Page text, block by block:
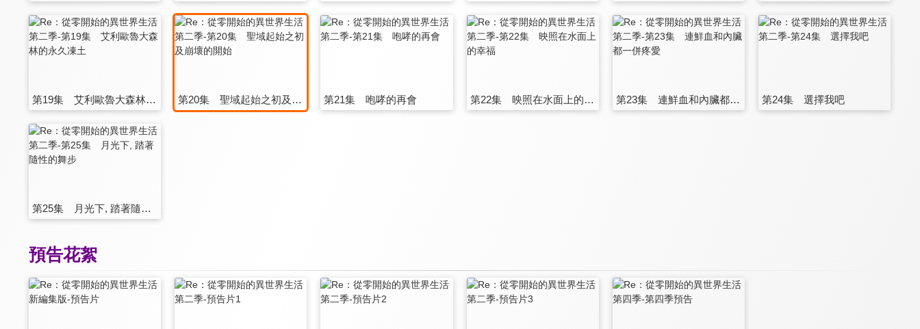
第19集 艾利歐魯大森林的永久凍土 第20集 聖域起始之初及崩壞的開始 第21集 咆哮的再會 第22集 映照在水面上的幸福 第23集 連鮮血和內臟都一併疼愛 第24集 選擇我吧
第25集 月光下, 踏著隨性的舞步
預告花絮